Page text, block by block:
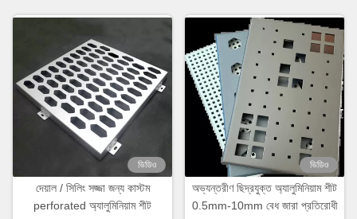
ভিডিও
দেয়াল / সিলিং সজ্জা জন্য কাস্টম
perforated অ্যালুমিনিয়াম শীট
ভিডিও
অভ্যন্তরীণ ছিদ্রযুক্ত অ্যালুমিনিয়াম শীট
0.5mm-10mm বেধ জারা প্রতিরোধী